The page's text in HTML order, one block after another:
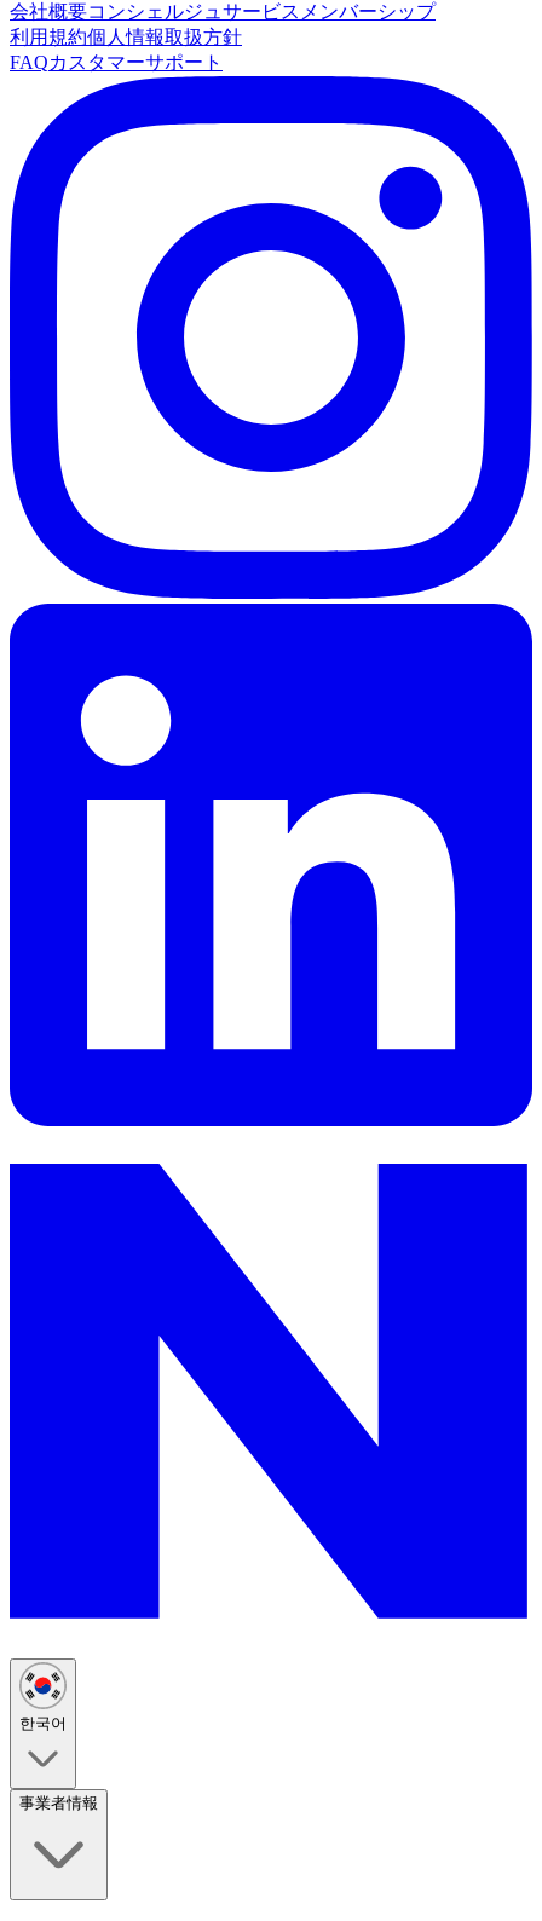
会社概要コンシェルジュサービス メンバーシップ
利用規約個人情報取扱方針
FAQカスタマーサポート
한국어
事業者情報